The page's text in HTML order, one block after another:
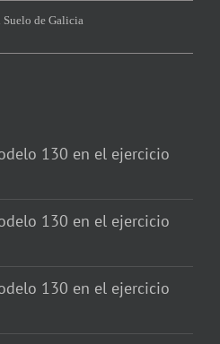
de Galicia
130 en el ejercicio
130 en el ejercicio
130 en el ejercicio